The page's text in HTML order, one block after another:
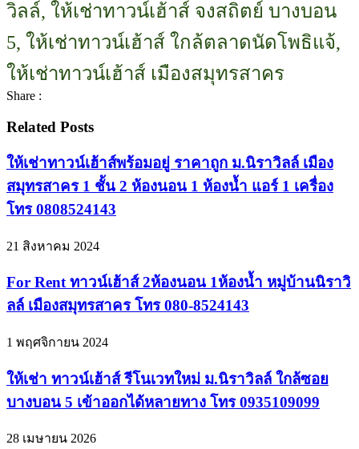
วิลล์, ให้เช่าทาวน์เฮ้าส์ จงสถิตย์ บางบอน
5, ให้เช่าทาวน์เฮ้าส์ ใกล้ตลาดนัดโพธิแจ้,
ให้เช่าทาวน์เฮ้าส์ เมืองสมุทรสาคร
Share :
Related Posts
ให้เช่าทาวน์เฮ้าส์พร้อมอยู่ ราคาถูก ม.นิราวิลล์ เมือง
สมุทรสาคร 1 ชั้น 2 ห้องนอน 1 ห้องน้ำ แอร์ 1 เครื่อง
โทร 0808524143
21 สิงหาคม 2024
For Rent ทาวน์เฮ้าส์ 2ห้องนอน 1ห้องน้ำ หมู่บ้านนิราวิ
ลล์ เมืองสมุทรสาคร โทร 080-8524143
1 พฤศจิกายน 2024
ให้เช่า ทาวน์เฮ้าส์ รีโนเวทใหม่ ม.นิราวิลล์ ใกล้ซอย
บางบอน 5 เข้าออกได้หลายทาง โทร 0935109099
28 เมษายน 2026